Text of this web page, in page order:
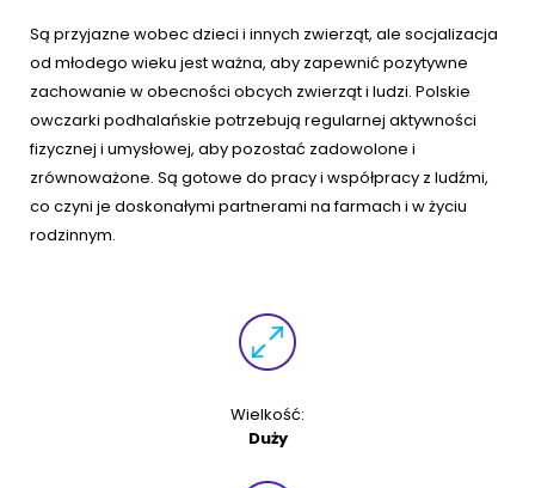
Akcesoria dla psa
RASY PSÓW
Sznaucer miniaturowy
Golden retriever
RASY KOTÓW
Kot brytyjski
Kot syberyjski
Kot rosyjski niebieski
Są przyjazne wobec dzieci i innych zwierząt, ale socjalizacja
od młodego wieku jest ważna, aby zapewnić pozytywne
zachowanie w obecności obcych zwierząt i ludzi. Polskie
owczarki podhalańskie potrzebują regularnej aktywności
fizycznej i umysłowej, aby pozostać zadowolone i
zrównoważone. Są gotowe do pracy i współpracy z ludźmi,
co czyni je doskonałymi partnerami na farmach i w życiu
rodzinnym.
Wielkość:
Duży